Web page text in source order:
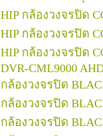
HIP กล้องวงจรปิด
HIP กล้องวงจรปิด
HIP กล้องวงจรปิด
DVR-CML9000
กล้องวงจรปิด
กล้องวงจรปิด
กล้องวงจรปิด